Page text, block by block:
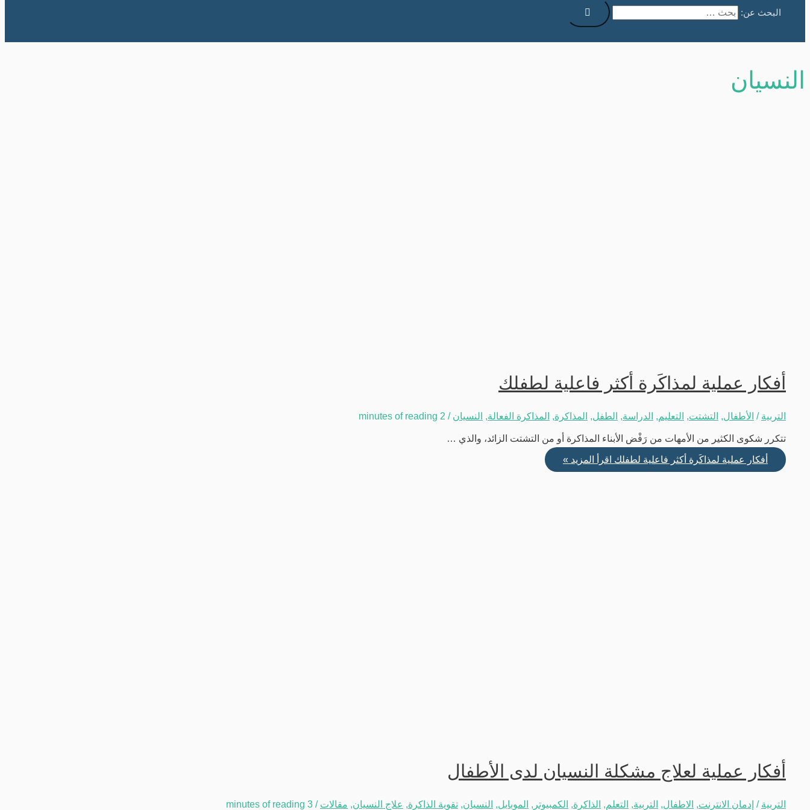
البحث عن:
النسيان
أفكار عملية لمذاكَرة أكثر فاعلية لطفلك
التربية / الأطفال, التشتت, التعليم, الدراسة, الطفل, المذاكرة, المذاكرة الفعالة, النسيان /
2 minutes of reading
تتكرر شكوى الكثير من الأمهات من رَفْض الأبناء المذاكرة أو من التشتت الزائد، والذي …
أفكار عملية لمذاكَرة أكثر فاعلية لطفلك اقرأ المزيد »
أفكار عملية لعلاج مشكلة النسيان لدى الأطفال
التربية / إدمان الانترنت, الاطفال, التربية, التعلم, الذاكرة, الكمبيوتر , الموبايل, النسيان, تقوية الذاكرة, علاج النسيان, مقالات /
3 minutes of reading